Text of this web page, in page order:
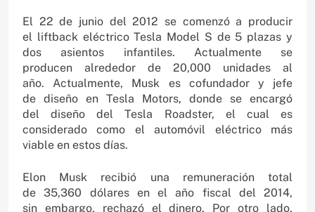
El 22 de junio del 2012 se comenzó a producir
el liftback eléctrico Tesla Model S de 5 plazas y
dos asientos infantiles. Actualmente se
producen alrededor de 20,000 unidades al
año. Actualmente, Musk es cofundador y jefe
de diseño en Tesla Motors, donde se encargó
del diseño del Tesla Roadster, el cual es
considerado como el automóvil eléctrico más
viable en estos días.
Elon Musk recibió una remuneración total
de 35,360 dólares en el año fiscal del 2014,
sin embargo, rechazó el dinero. Por otro lado,